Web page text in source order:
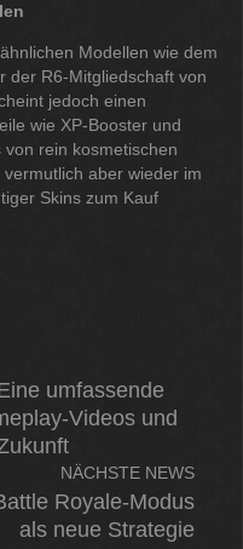
Modellen wie dem
der R6-Mitgliedschaft von
jedoch einen
wie XP-Booster und
rein kosmetischen
aber wieder im
Skins zum Kauf
umfassende
Videos und
NÄCHSTE NEWS
Royale-Modus
als neue Strategie